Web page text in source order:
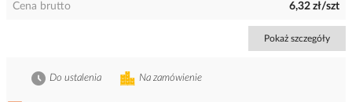
Cena brutto 6,32 zł/szt
Pokaż szczegóły
Na zamówienie
Do ustalenia